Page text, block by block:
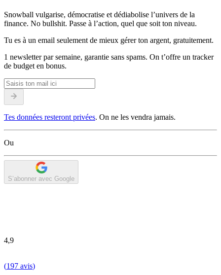
Snowball vulgarise, démocratise et dédiabolise l’univers de la
finance. No bullshit. Passe à l’action, quel que soit ton niveau.
Tu es à un email seulement de mieux gérer ton argent, gratuitement.
1 newsletter par semaine, garantie sans spams. On t’offre un tracker
de budget en bonus.
Tes données resteront privées. On ne les vendra jamais.
Ou
S’abonner avec Google
4,9
(197 avis)